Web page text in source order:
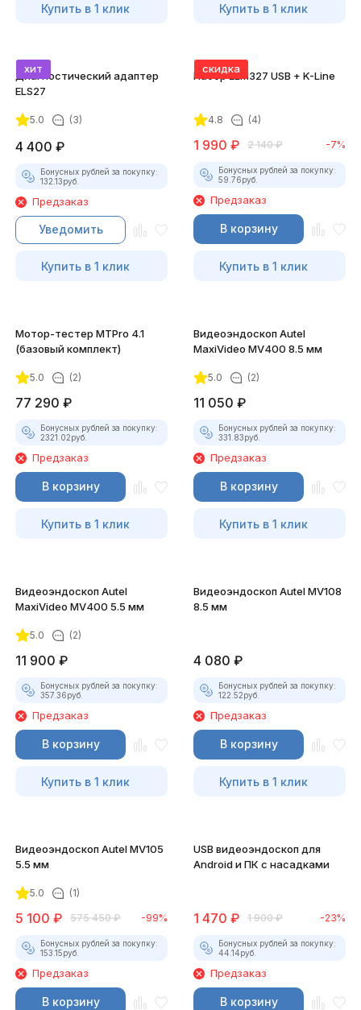
Купить в 1 клик Купить в 1 клик
хит
Диагностический адаптер
ELS27
5.0 (3)
4 400 ₽
Бонусных рублей за покупку:
132.13руб.
Предзаказ
Уведомить
Купить в 1 клик
скидка
Набор ELM327 USB + K-Line
4.8 (4)
1 990 ₽ 2 140 ₽ -7%
Бонусных рублей за покупку:
59.76руб.
Предзаказ
В корзину
Купить в 1 клик
Мотор-тестер MTPro 4.1
(базовый комплект)
5.0 (2)
77 290 ₽
Бонусных рублей за покупку:
2321.02руб.
Предзаказ
В корзину
Купить в 1 клик
Видеоэндоскоп Autel
MaxiVideo MV400 8.5 мм
5.0 (2)
11 050 ₽
Бонусных рублей за покупку:
331.83руб.
Предзаказ
В корзину
Купить в 1 клик
Видеоэндоскоп Autel
MaxiVideo MV400 5.5 мм
5.0 (2)
11 900 ₽
Бонусных рублей за покупку:
357.36руб.
Предзаказ
В корзину
Купить в 1 клик
Видеоэндоскоп Autel MV108
8.5 мм
4 080 ₽
Бонусных рублей за покупку:
122.52руб.
Предзаказ
В корзину
Купить в 1 клик
Видеоэндоскоп Autel MV105
5.5 мм
5.0 (1)
5 100 ₽ 575 450 ₽ -99%
Бонусных рублей за покупку:
153.15руб.
Предзаказ
В корзину
USB видеоэндоскоп для
Android и ПК с насадками
1 470 ₽ 1 900 ₽ -23%
Бонусных рублей за покупку:
44.14руб.
Предзаказ
В корзину